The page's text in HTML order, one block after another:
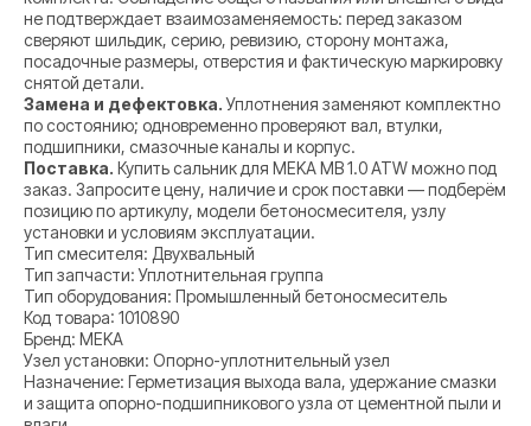
не подтверждает взаимозаменяемость: перед заказом
сверяют шильдик, серию, ревизию, сторону монтажа,
посадочные размеры, отверстия и фактическую маркировку
снятой детали.
Замена и дефектовка.Уплотнения заменяют комплектно
по состоянию; одновременно проверяют вал, втулки,
подшипники, смазочные каналы и корпус.
Поставка. Купить сальник для MEKA MB 1.0 ATW можно под
заказ. Запросите цену, наличие и срок поставки — подберём
позицию по артикулу, модели бетоносмесителя, узлу
установки и условиям эксплуатации.
Тип смесителя: Двухвальный
Тип запчасти: Уплотнительная группа
Тип оборудования: Промышленный бетоносмеситель
Код товара: 1010890
Бренд: MEKA
Узел установки: Опорно-уплотнительный узел
Назначение: Герметизация выхода вала, удержание смазки
и защита опорно-подшипникового узла от цементной пыли и